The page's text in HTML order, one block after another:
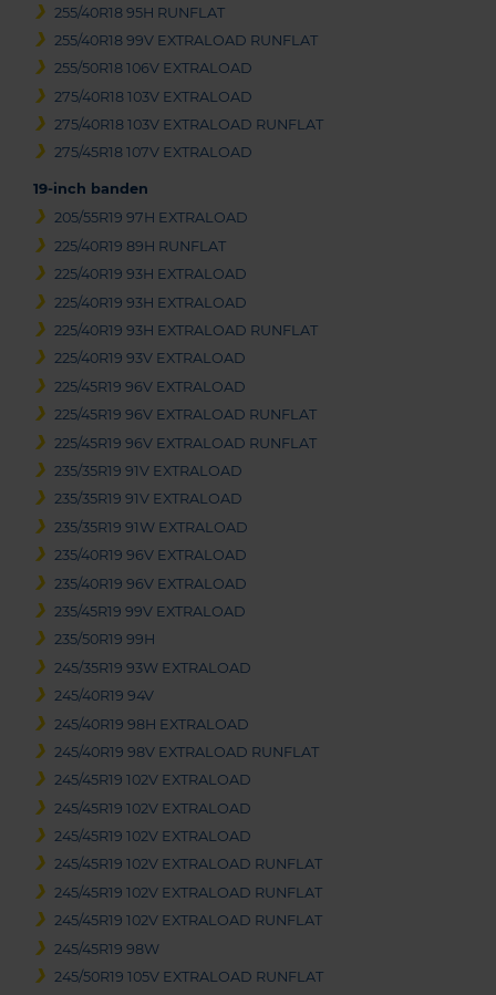
255/40R18 95H RUNFLAT
255/40R18 99V EXTRALOAD RUNFLAT
255/50R18 106V EXTRALOAD
275/40R18 103V EXTRALOAD
275/40R18 103V EXTRALOAD RUNFLAT
275/45R18 107V EXTRALOAD
19-inch banden
205/55R19 97H EXTRALOAD
225/40R19 89H RUNFLAT
225/40R19 93H EXTRALOAD
225/40R19 93H EXTRALOAD
225/40R19 93H EXTRALOAD RUNFLAT
225/40R19 93V EXTRALOAD
225/45R19 96V EXTRALOAD
225/45R19 96V EXTRALOAD RUNFLAT
225/45R19 96V EXTRALOAD RUNFLAT
235/35R19 91V EXTRALOAD
235/35R19 91V EXTRALOAD
235/35R19 91W EXTRALOAD
235/40R19 96V EXTRALOAD
235/40R19 96V EXTRALOAD
235/45R19 99V EXTRALOAD
235/50R19 99H
245/35R19 93W EXTRALOAD
245/40R19 94V
245/40R19 98H EXTRALOAD
245/40R19 98V EXTRALOAD RUNFLAT
245/45R19 102V EXTRALOAD
245/45R19 102V EXTRALOAD
245/45R19 102V EXTRALOAD
245/45R19 102V EXTRALOAD RUNFLAT
245/45R19 102V EXTRALOAD RUNFLAT
245/45R19 102V EXTRALOAD RUNFLAT
245/45R19 98W
245/50R19 105V EXTRALOAD RUNFLAT